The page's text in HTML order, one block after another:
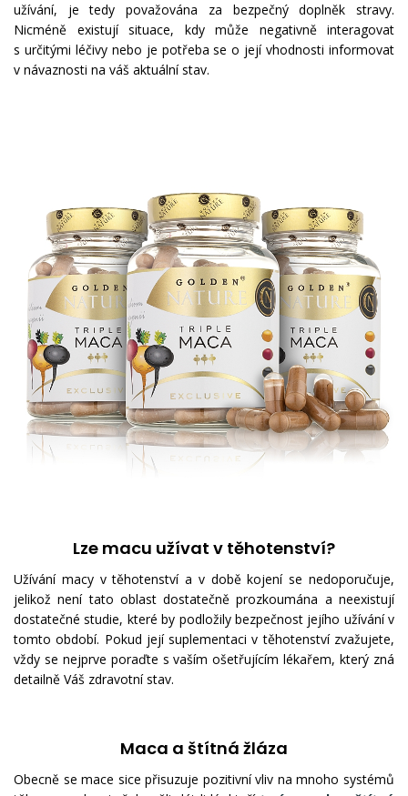
užívání, je tedy považována za bezpečný doplněk stravy.
Nicméně existují situace, kdy může negativně interagovat
s určitými léčivy nebo je potřeba se o její vhodnosti informovat
v návaznosti na váš aktuální stav.
Lze macu užívat v těhotenství?
Užívání macy v těhotenství a v době kojení se nedoporučuje,
jelikož není tato oblast dostatečně prozkoumána a neexistují
dostatečné studie, které by podložily bezpečnost jejího užívání v
tomto období. Pokud její suplementaci v těhotenství zvažujete,
vždy se nejprve poraďte s vaším ošetřujícím lékařem, který zná
detailně Váš zdravotní stav.
Maca a štítná žláza
Obecně se mace sice přisuzuje pozitivní vliv na mnoho systémů